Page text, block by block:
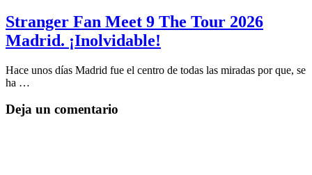
Stranger Fan Meet 9 The Tour 2026
Madrid. ¡Inolvidable!
Hace unos días Madrid fue el centro de todas las miradas por que, se
ha …
Deja un comentario